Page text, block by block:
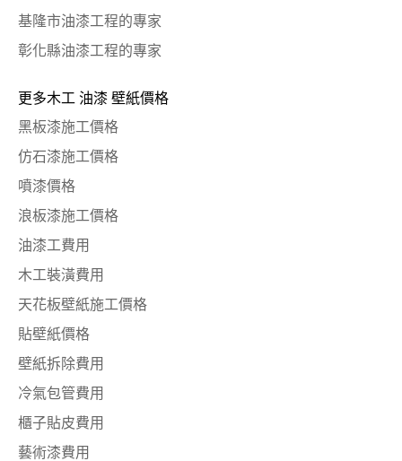
基隆市油漆工程的專家
彰化縣油漆工程的專家
更多木工 油漆 壁紙價格
黑板漆施工價格
仿石漆施工價格
噴漆價格
浪板漆施工價格
油漆工費用
木工裝潢費用
天花板壁紙施工價格
貼壁紙價格
壁紙拆除費用
冷氣包管費用
櫃子貼皮費用
藝術漆費用